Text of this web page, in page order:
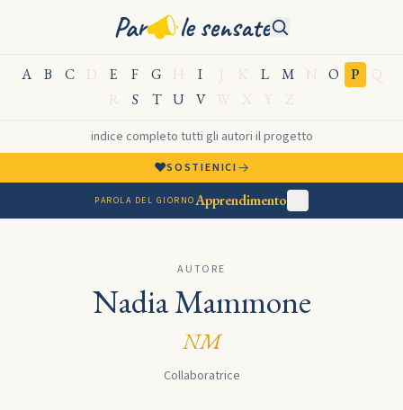
Par le sensate
A B C D E F G H I J K L M N O P
Q
R
S T U V W X Y Z
indice completo tutti gli autori il progetto
♥SOSTIENICI→
PAROLA DEL GIORNOApprendimento
AUTORE
Nadia Mammone
NM
Collaboratrice